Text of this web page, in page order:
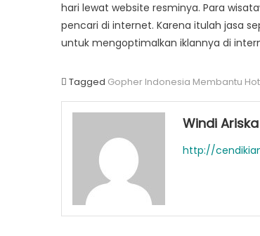
hari lewat website resminya. Para
pencari di internet. Karena itulah jasa
untuk mengoptimalkan iklannya di
Tagged Gopher Indonesia Membantu
Windi Ariska
http://